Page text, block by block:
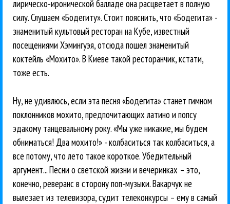
лирическо-иронической балладе она расцветает в полную
силу. Слушаем «Бодегиту». Стоит пояснить, что «Бодегита» -
знаменитый культовый ресторан на Кубе, известный
посещениями Хэмингуэя, отсюда пошел знаменитый
коктейль «Мохито». В Киеве такой ресторанчик, кстати,
тоже есть.
Ну, не удивлюсь, если эта песня «Бодегита» станет гимном
поклонников мохито, предпочитающих латино и попсу
эдакому танцевальному року. «Мы уже никакие, мы будем
обниматься! Два мохито!» - колбаситься так колбаситься, а
все потому, что лето такое короткое. Убедительный
аргумент... Песни о светской жизни и вечеринках – это,
конечно, реверанс в сторону поп-музыки. Вакарчук не
вылезает из телевизора, судит телеконкурсы – ему в самый